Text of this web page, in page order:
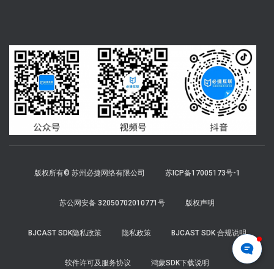
版权所有© 苏州必捷网络有限公司 苏ICP备17005173号-1
苏公网安备 32050702010771号 版权声明
BJCAST SDK隐私政策 隐私政策 BJCAST SDK 合规说明
软件许可及服务协议 鸿蒙SDK下载说明